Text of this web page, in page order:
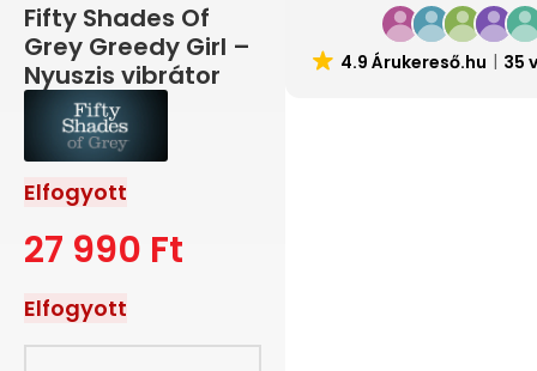
Fifty Shades Of
Grey Greedy Girl –
Nyuszis vibrátor
Elfogyott
27 990 Ft
Elfogyott
4.9 Árukereső.hu 35